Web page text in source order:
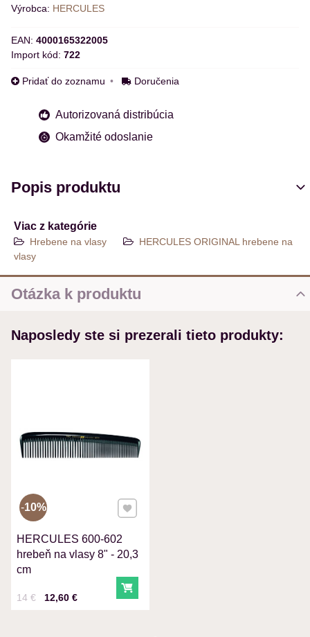
Výrobca: HERCULES
EAN: 4000165322005
Import kód: 722
Pridať do zoznamu Doručenia
Autorizovaná distribúcia
Okamžité odoslanie
Popis produktu
Viac z kategórie
Hrebene na vlasy
HERCULES ORIGINAL hrebene na
vlasy
Otázka k produktu
MENO
VAŠA OTÁZKA K PRODUKTU
Odoslať
Naposledy ste si prezerali tieto produkty:
HERCULES 600-602
hrebeň na vlasy 8" - 20,3
cm
Cena s DPH
12,60 €
Pred zľavou:
14 € Do košíka
10% Pridať k Obľúbeným